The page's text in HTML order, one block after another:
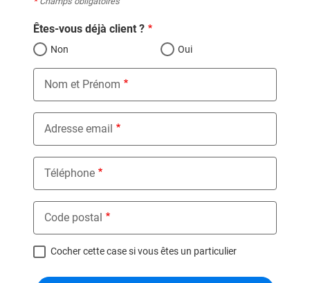
Êtes-vous déjà client ?
Non Oui
Nom et Prénom
Adresse email
Téléphone
Code postal
Cocher cette case si vous êtes un particulier